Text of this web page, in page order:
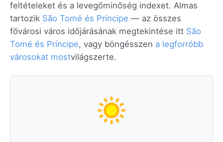
feltételeket és a levegőminőség indexet. Almas
tartozik São Tomé és Príncipe — az összes
fővárosi város időjárásának megtekintése itt São
Tomé és Príncipe, vagy böngésszen a legforróbb
városokat mostvilágszerte.